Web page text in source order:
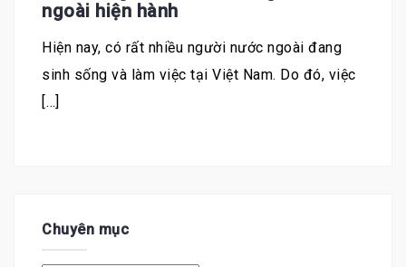
ngoài hiện hành
Hiện nay, có rất nhiều người nước ngoài đang
sinh sống và làm việc tại Việt Nam. Do đó, việc
[…]
Chuyên mục